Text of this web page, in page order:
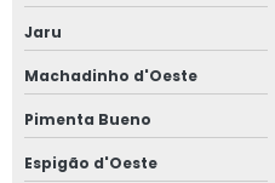
Jaru
Machadinho d'Oeste
Pimenta Bueno
Espigão d'Oeste